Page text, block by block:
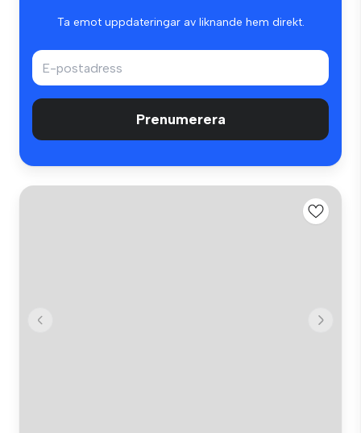
Ta emot uppdateringar av liknande hem direkt.
Prenumerera